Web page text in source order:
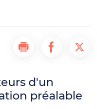
Imprimer la page
Partager la
d'un
préalable